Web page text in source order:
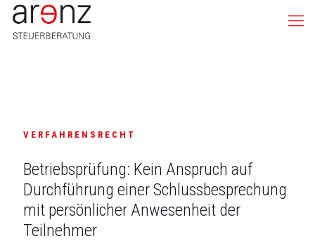
VERFAHRENSRECHT
Betriebsprüfung: Kein Anspruch auf
Durchführung einer Schlussbesprechung
mit persönlicher Anwesenheit der
Teilnehmer